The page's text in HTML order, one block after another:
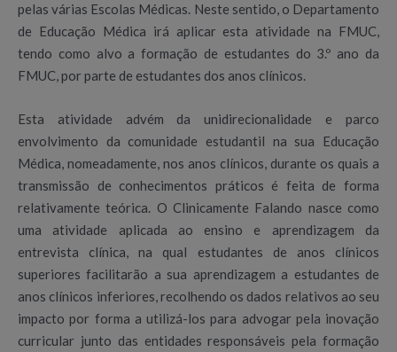
pelas várias Escolas Médicas. Neste sentido, o Departamento
de Educação Médica irá aplicar esta atividade na FMUC,
tendo como alvo a formação de estudantes do 3.º ano da
FMUC, por parte de estudantes dos anos clínicos.
Esta atividade advém da unidirecionalidade e parco
envolvimento da comunidade estudantil na sua Educação
Médica, nomeadamente, nos anos clínicos, durante os quais a
transmissão de conhecimentos práticos é feita de forma
relativamente teórica. O Clinicamente Falando nasce como
uma atividade aplicada ao ensino e aprendizagem da
entrevista clínica, na qual estudantes de anos clínicos
superiores facilitarão a sua aprendizagem a estudantes de
anos clínicos inferiores, recolhendo os dados relativos ao seu
impacto por forma a utilizá-los para advogar pela inovação
curricular junto das entidades responsáveis pela formação